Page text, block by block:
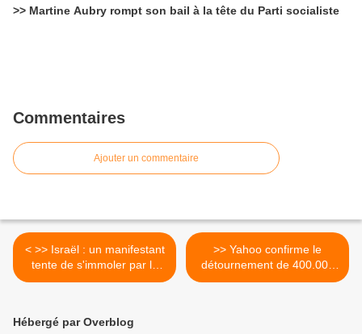
>> Martine Aubry rompt son bail à la tête du Parti socialiste
Commentaires
Ajouter un commentaire
< >> Israël : un manifestant
tente de s'immoler par le
feu pour "la justice sociale"
>> Yahoo confirme le
détournement de 400.000
comptes d'utilisateur par
Hébergé par Overblog